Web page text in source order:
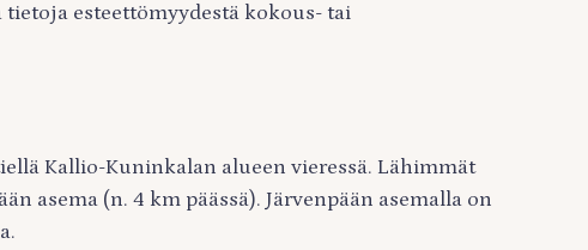
esteettömyydestä kokous- tai
Kallio-Kuninkalan alueen vieressä. Lähimmät
asema (n. 4 km päässä). Järvenpään asemalla on